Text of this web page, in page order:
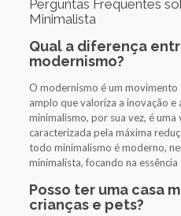
Perguntas Frequentes
Minimalista
Qual a diferença
modernismo?
O modernismo é um
amplo que valoriza a inovação e
minimalismo, por sua vez, é
caracterizada pela máxima
todo minimalismo é moderno,
minimalista, focando na
Posso ter uma casa
crianças e pets?